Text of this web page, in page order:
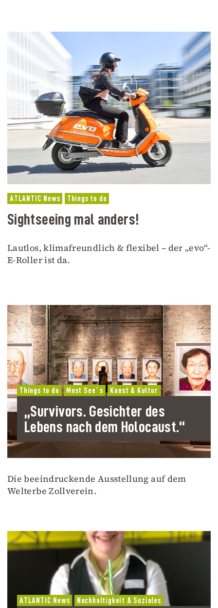
ATLANTIC News Things to do
Sightseeing mal anders!
Lautlos, klimafreundlich & flexibel – der „evo“-
E-Roller ist da.
Things to do Must See´s Kunst & Kultur
„Survivors. Gesichter des
Lebens nach dem Holocaust.“
Die beeindruckende Ausstellung auf dem
Welterbe Zollverein.
ATLANTIC News Nachhaltigkeit & Soziales